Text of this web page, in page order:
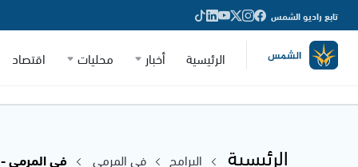
تابع راديو الشمس
الرئيسية أخبار محليات اقتصاد
الرئيسية البرامج في المرمى
في المرمى - 29.11.2023